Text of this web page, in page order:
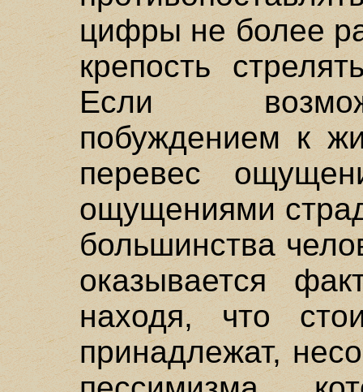
цифры не более
крепость
Если
побуждением к
перевес
ощущениями
большинства
оказывается
находя, что
принадлежат,